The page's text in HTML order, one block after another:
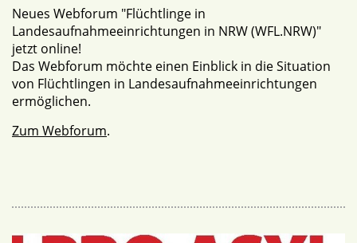
Neues Webforum "Flüchtlinge in
Landesaufnahmeeinrichtungen in NRW (WFL.NRW)"
jetzt online!
Das Webforum möchte einen Einblick in die Situation
von Flüchtlingen in Landesaufnahmeeinrichtungen
ermöglichen.
Zum Webforum.